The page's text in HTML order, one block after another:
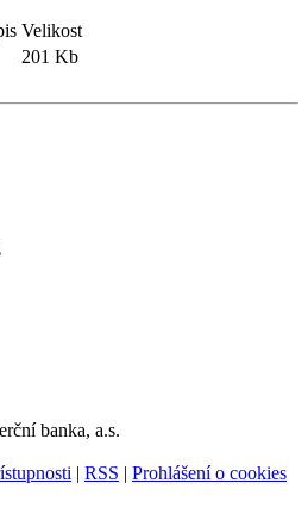
Velikost
201 Kb
banka, a.s.
| RSS | Prohlášení o cookies